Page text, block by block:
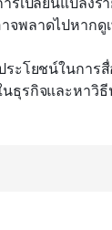
พลาดไปหากดูเ
ะโยชน์ในการ
รกิจและหาวิธี